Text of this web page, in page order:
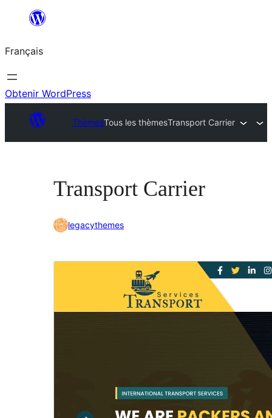
contenu
Français
Obtenir WordPress
ThèmesTous les thèmesTransport Carrier
Transport Carrier
legacythemes